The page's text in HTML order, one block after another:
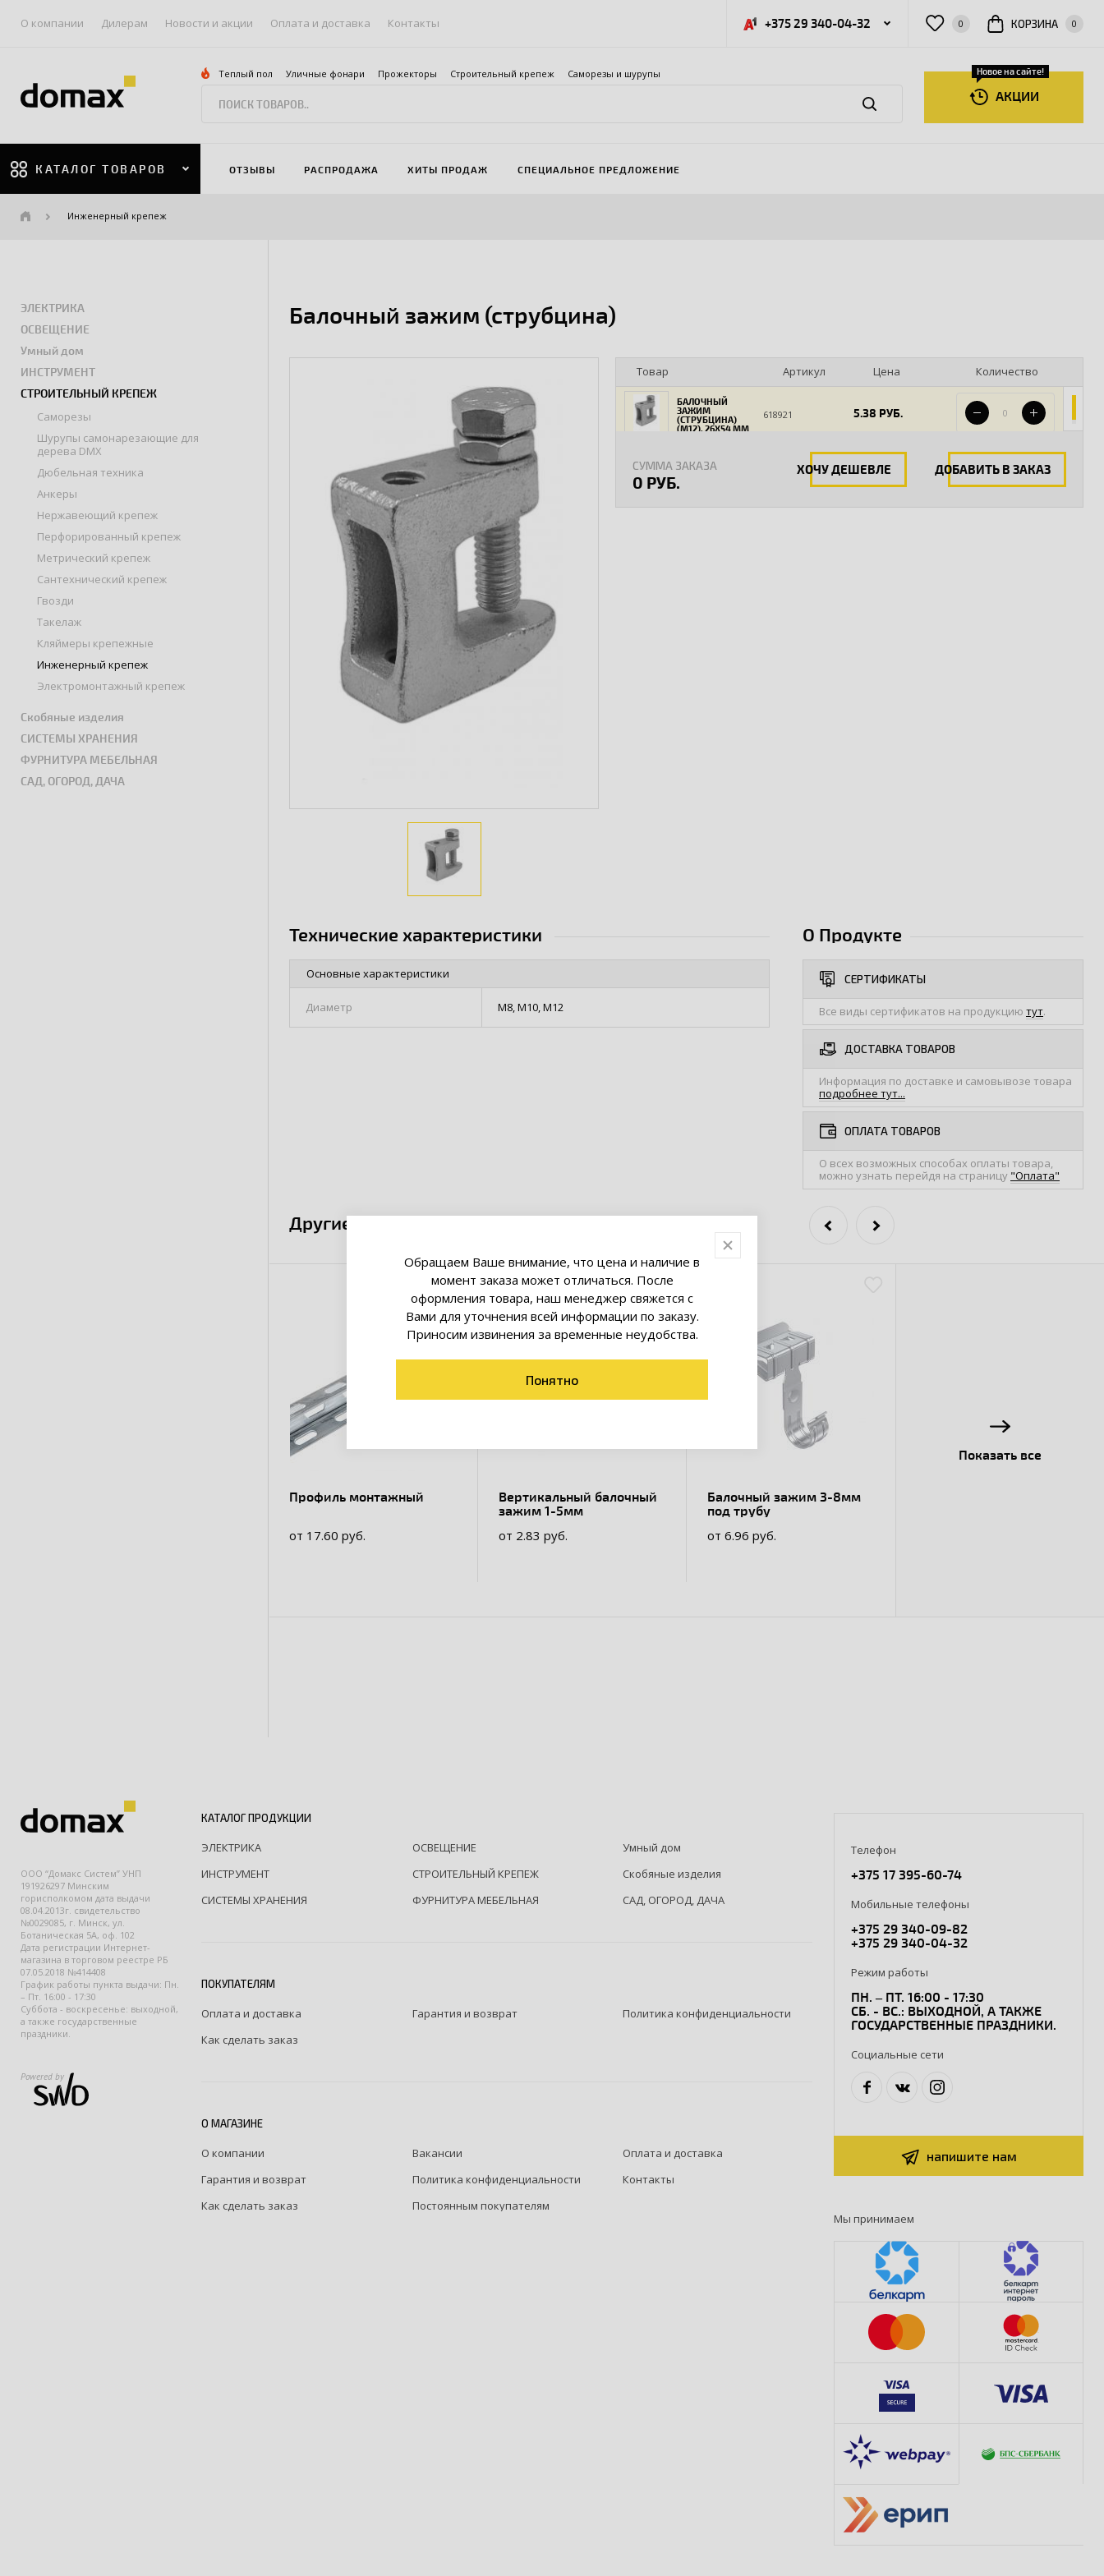
О компании Дилерам Новости и акции Оплата и доставка Контакты +375 29 340-04-32 0 КОРЗИНА 0
Теплый пол Уличные фонари Прожекторы Строительный крепеж Саморезы и шурупы
АКЦИИ
Новое на сайте!
КАТАЛОГ ТОВАРОВ ОТЗЫВЫ РАСПРОДАЖА ХИТЫ ПРОДАЖ СПЕЦИАЛЬНОЕ ПРЕДЛОЖЕНИЕ
Инженерный крепеж
ЭЛЕКТРИКА
ОСВЕЩЕНИЕ
Умный дом
ИНСТРУМЕНТ
СТРОИТЕЛЬНЫЙ КРЕПЕЖ
Саморезы
Шурупы самонарезающие для
дерева DMX
Дюбельная техника
Анкеры
Нержавеющий крепеж
Перфорированный крепеж
Метрический крепеж
Сантехнический крепеж
Гвозди
Такелаж
Кляймеры крепежные
Инженерный крепеж
Электромонтажный крепеж
Скобяные изделия
СИСТЕМЫ ХРАНЕНИЯ
ФУРНИТУРА МЕБЕЛЬНАЯ
САД, ОГОРОД, ДАЧА
Балочный зажим (струбцина)
Товар Артикул Цена Количество
БАЛОЧНЫЙ
ЗАЖИМ
(СТРУБЦИНА)
(М12), 26Х54 ММ
618921 5.38 РУБ.
СУММА ЗАКАЗА
0 РУБ.
ХОЧУ ДЕШЕВЛЕ ДОБАВИТЬ В ЗАКАЗ
Технические характеристики
Основные характеристики
Диаметр М8, М10, М12
О Продукте
СЕРТИФИКАТЫ
Все виды сертификатов на продукцию тут.
ДОСТАВКА ТОВАРОВ
Информация по доставке и самовывозе товара
подробнее тут...
ОПЛАТА ТОВАРОВ
О всех возможных способах оплаты товара,
можно узнать перейдя на страницу "Оплата"
Другие товары коллекции
Профиль монтажный
от 17.60 руб.
Вертикальный балочный
зажим 1-5мм
от 2.83 руб.
Балочный зажим 3-8мм
под трубу
от 6.96 руб.
Показать все
ООО “Домакс Систем” УНП
191926297 Минским
горисполкомом дата выдачи
08.04.2013г. свидетельство
№0029085, г. Минск, ул.
Ботаническая 5А, оф. 102
Дата регистрации Интернет-
магазина в торговом реестре РБ
07.05.2018 №414408
График работы пункта выдачи: Пн.
– Пт. 16:00 - 17:30
Суббота - воскресенье: выходной,
а также государственные
праздники.
Powered by
КАТАЛОГ ПРОДУКЦИИ
ЭЛЕКТРИКА ОСВЕЩЕНИЕ
Умный дом
ИНСТРУМЕНТ
СТРОИТЕЛЬНЫЙ КРЕПЕЖ
Скобяные изделия
СИСТЕМЫ ХРАНЕНИЯ
ФУРНИТУРА МЕБЕЛЬНАЯ САД, ОГОРОД, ДАЧА
ПОКУПАТЕЛЯМ
Оплата и доставка Гарантия и возврат
Политика конфиденциальности
Как сделать заказ
О МАГАЗИНЕ
О компании Вакансии
Оплата и доставка
Гарантия и возврат
Политика конфиденциальности
Контакты
Как сделать заказ
Постоянным покупателям
Телефон
+375 17 395-60-74
Мобильные телефоны
+375 29 340-09-82
+375 29 340-04-32
Режим работы
ПН. – ПТ. 16:00 - 17:30
СБ. - ВС.: ВЫХОДНОЙ, А ТАКЖЕ
ГОСУДАРСТВЕННЫЕ ПРАЗДНИКИ.
Социальные сети
напишите нам
Мы принимаем
Обращаем Ваше внимание, что цена и наличие в
момент заказа может отличаться. После
оформления товара, наш менеджер свяжется с
Вами для уточнения всей информации по заказу.
Приносим извинения за временные неудобства.
Понятно